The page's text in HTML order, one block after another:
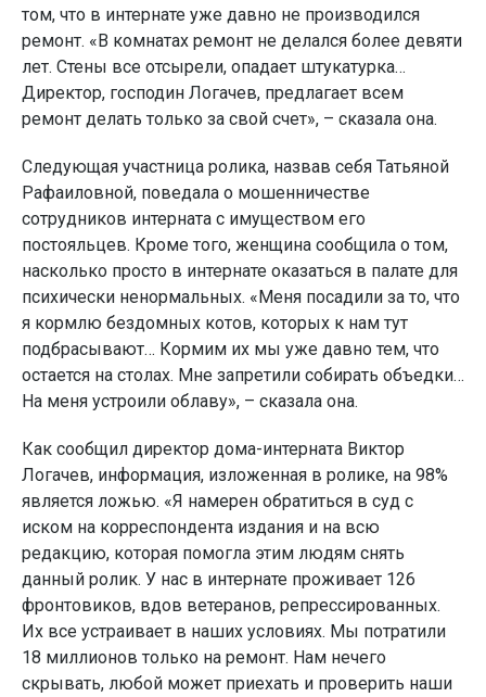
том, что в интернате уже давно не производился
ремонт. «В комнатах ремонт не делался более девяти
лет. Стены все отсырели, опадает штукатурка…
Директор, господин Логачев, предлагает всем
ремонт делать только за свой счет», – сказала она.
Следующая участница ролика, назвав себя Татьяной
Рафаиловной, поведала о мошенничестве
сотрудников интерната с имуществом его
постояльцев. Кроме того, женщина сообщила о том,
насколько просто в интернате оказаться в палате для
психически ненормальных. «Меня посадили за то, что
я кормлю бездомных котов, которых к нам тут
подбрасывают… Кормим их мы уже давно тем, что
остается на столах. Мне запретили собирать объедки…
На меня устроили облаву», – сказала она.
Как сообщил директор дома-интерната Виктор
Логачев, информация, изложенная в ролике, на 98%
является ложью. «Я намерен обратиться в суд с
иском на корреспондента издания и на всю
редакцию, которая помогла этим людям снять
данный ролик. У нас в интернате проживает 126
фронтовиков, вдов ветеранов, репрессированных.
Их все устраивает в наших условиях. Мы потратили
18 миллионов только на ремонт. Нам нечего
скрывать, любой может приехать и проверить наши